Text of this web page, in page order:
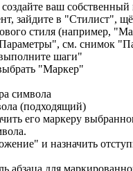
ваш
зайдите в "Стилист",
стиля (например,
см. снимок
шаги"
"Маркер"
символа
(подходящий)
его маркеру
и назначить
абзаца для